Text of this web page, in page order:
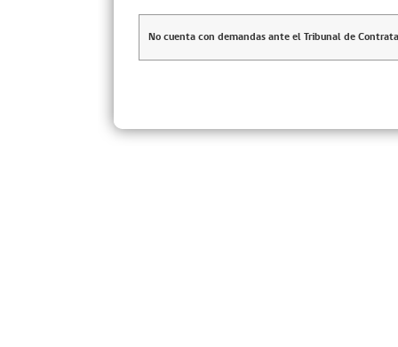
No cuenta con demandas ante el Tribunal de